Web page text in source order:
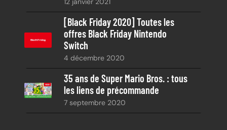
[Black Friday 2020] Toutes les
offres Black Friday Nintendo
Switch
4 décembre 2020
35 ans de Super Mario Bros. : tous
les liens de précommande
7 septembre 2020